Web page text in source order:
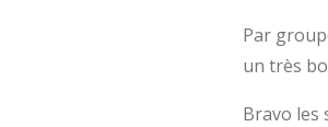
Par
un très
Bravo les